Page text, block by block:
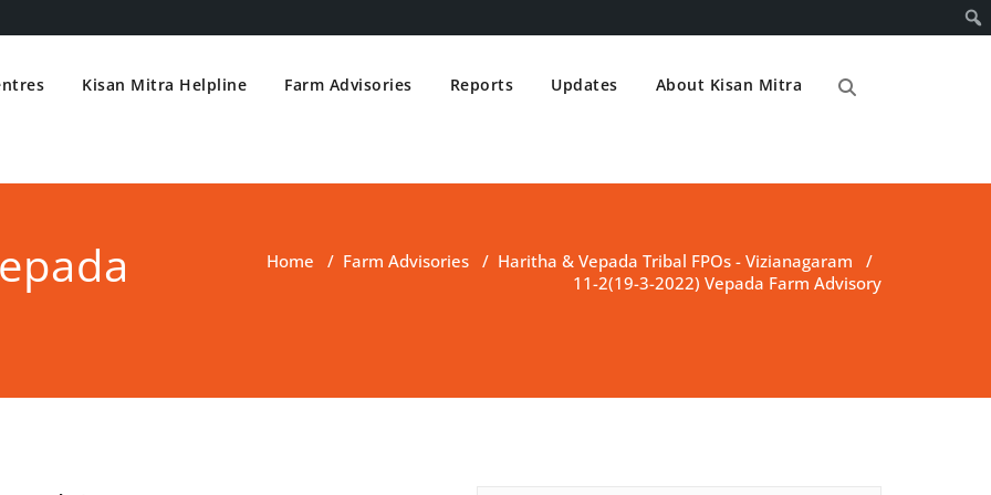
Kisan Mitra Helpline Farm Advisories Reports Updates About Kisan Mitra
Home / Farm Advisories / Haritha & Vepada Tribal FPOs - Vizianagaram /
11-2(19-3-2022) Vepada Farm Advisory